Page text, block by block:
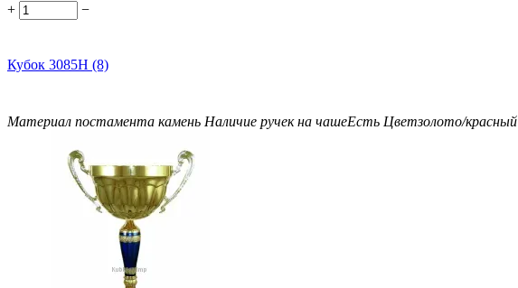
+ −
Кубок 3085H (8)
Материал постамента камень Наличие ручек на чашеЕсть Цветзолото/красный